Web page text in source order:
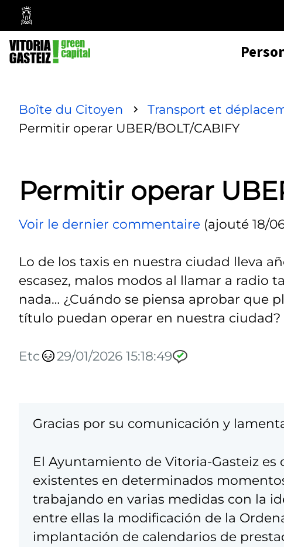
Mairie
de
Vitoria-
Gasteiz
Boîte du Citoyen Transport et
Permitir operar UBER/BOLT/CABIFY
Permitir operar
Voir le dernier commentaire (ajouté 18/
Lo de los taxis en nuestra ciudad lleva
escasez, malos modos al llamar a radio
nada… ¿Cuándo se piensa aprobar que
título puedan operar en nuestra ciudad?
Etc 29/01/2026 15:18:49
Gracias por su comunicación y
El Ayuntamiento de Vitoria-Gasteiz
existentes en determinados
trabajando en varias medidas con la
entre ellas la modificación de la
implantación de calendarios de